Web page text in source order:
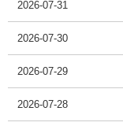
2026-07-31
2026-07-30
2026-07-29
2026-07-28